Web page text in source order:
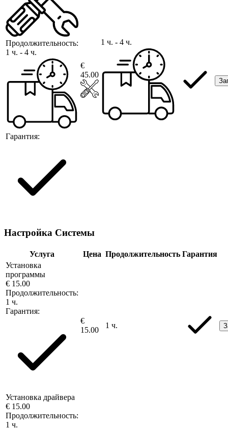
Продолжительность:
1 ч. - 4 ч.
Гарантия:
€
45.00
1 ч. - 4 ч.
Настройка Системы
Услуга Цена Продолжительность Гарантия
Установка
программы
€ 15.00
Продолжительность:
1 ч.
Гарантия:
€
15.00
1 ч.
Установка драйвера
€ 15.00
Продолжительность:
1 ч.